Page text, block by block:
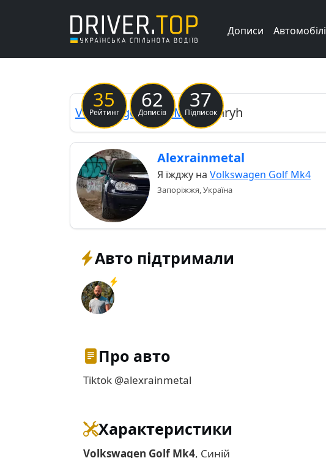
Дописи Автомобілі
35
Рейтинг
62
Дописів
37
Підписок
Previous
VolkswagenGolf Mk4Henryh
Alexrainmetal
Я їжджу на Volkswagen Golf Mk4
Запоріжжя, Україна
Авто підтримали
Про авто
Tiktok @alexrainmetal
Характеристики
Volkswagen Golf Mk4, Синій